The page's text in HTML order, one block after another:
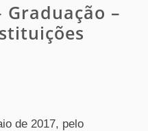
Graduação –
de 2017, pelo